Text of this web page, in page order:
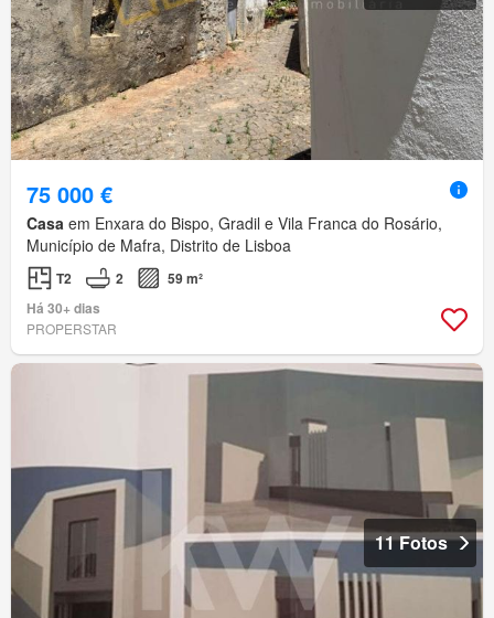
75 000 €
Casa em Enxara do Bispo, Gradil e Vila Franca do Rosário,
Município de Mafra, Distrito de Lisboa
T2 2
59 m²
Há 30+ dias
PROPERSTAR
11 Fotos